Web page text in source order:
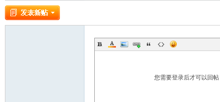
您需要登录后才可以回帖